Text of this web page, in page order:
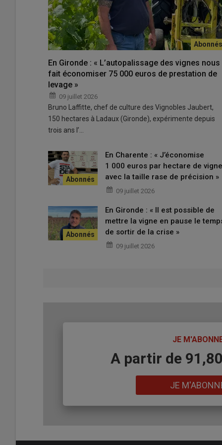
Des réserves sur les occasions
Pour ne pas revivre les galères de 2024, l’acquisition
Les deux nouveaux propriétaires se sont appuyés sur
exploitations par le passé, pour définir leurs besoins. «
confie le responsable du vignoble.
Mais ce type de
pour la taille de l’exploitation.
Sylvain Vatel envisage dans un premier temps l’achat
quelques occasions qui se présentent. «
complète le responsable.
En Gironde : « L’autopalissage des vignes nous
fait économiser 75 000 euros de prestation de
levage »
09 juillet 2026
Bruno Laffitte, chef de culture des Vignobles Jaubert,
150 hectares à Ladaux (Gironde), expérimente depuis
trois ans l’…
En Charente : « J’économise
1 000 euros par hectare de vigne
avec la taille rase de précision »
09 juillet 2026
En Gironde : « Il est possible de
mettre la vigne en pause le
de sortir de la crise »
09 juillet 2026
JE
BodyA partir de
JE